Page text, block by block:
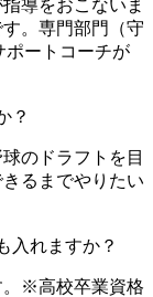
導をおこないま
。専門部門（守
ポートコーチが
？
のドラフトを目
るまでやりたい
入れますか？
。※高校卒業資格